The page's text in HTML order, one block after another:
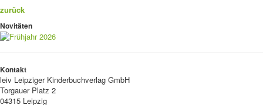
zurück
Novitäten
Kontakt
leiv Leipziger Kinderbuchverlag GmbH
Torgauer Platz 2
04315 Leipzig